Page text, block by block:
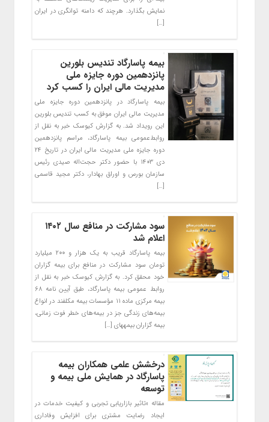
نمایش بگذارد. هرچند که دامنه توانگری در ایران
[…]
بیمه پاسارگاد تندیس بلورین
پانزدهمین دوره جایزه ملی
مدیریت مالی ایران را کسب کرد
بیمه پاسارگاد در پانزدهمین دوره جایزه ملی
مدیریت مالی ایران موفق به کسب تندیس بلورین
این رویداد شد. به گزارش کیوسک خبر به نقل از
روابط‌عمومی بیمه پاسارگاد، مراسم پانزدهمین
دوره جایزه ملی مدیریت مالی ایران در تاریخ ۲۴
دی ۱۴۰۳ با حضور دکتر حجت‌اله صیدی رئیس
سازمان بورس و اوراق بهادار، دکتر مجید قاسمی
[…]
سود مشارکت در منافع سال ۱۴۰۲
اعلام شد
بیمه پاسارگاد قریب به یک هزار و ۲۰۰ میلیارد
تومان سود مشارکت در منافع برای بیمه گزاران
خود محقق کرد. به گزارش کیوسک خبر به نقل از
روابط عمومی بیمه پاسارگاد، طبق آیین نامه ۶۸
بیمه مرکزی ماده ۱۱ مؤسسات بیمه مکلفند در انواع
بیمه‌‏های زندگی جز در بیمه‌های خطر فوت زمانی،
بیمه گزاران بیمه‏های […]
درخشش علمی همکاران بیمه
پاسارگاد در همایش ملی بیمه و
توسعه
مقاله «تاثیر بازاریابی تجربی و کیفیت خدمات در
ایجاد رضایت مشتری برای افزایش وفاداری